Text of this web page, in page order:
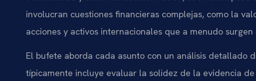
involucran cuestiones financieras complejas, como la
acciones y activos internacionales que a menudo
El bufete aborda cada asunto con un análisis detallado
típicamente incluye evaluar la solidez de la evidencia